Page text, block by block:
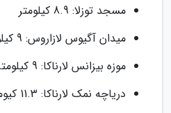
مسجد توزلا: 8.9 کیلومتر
میدان آگیوس لازاروس: 9 کیلومتر
موزه بیزانس لارناکا: 9 کیلومتر
دریاچه نمک لارناکا: 11.3 کیومتر